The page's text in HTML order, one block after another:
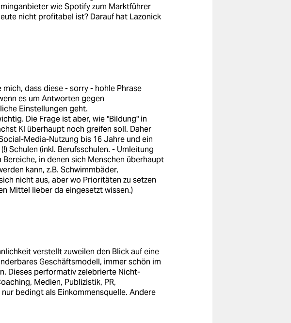
wie Spotify zum Marktführer
nicht profitabel ist? Darauf hat Lazonick
dass diese - sorry - hohle Phrase
es um Antworten gegen
Einstellungen geht.
Die Frage ist aber, wie "Bildung" in
KI überhaupt noch greifen soll. Daher
Media-Nutzung bis 16 Jahre und ein
Schulen (inkl. Berufsschulen. - Umleitung
in denen sich Menschen überhaupt
kann, z.B. Schwimmbäder,
nicht aus, aber wo Prioritäten zu setzen
Mittel lieber da eingesetzt wissen.)
verstellt zuweilen den Blick auf eine
Geschäftsmodell, immer schön im
Dieses performativ zelebrierte Nicht-
Medien, Publizistik, PR,
bedingt als Einkommensquelle. Andere